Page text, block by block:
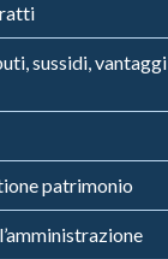
sussidi, vantaggi
patrimonio